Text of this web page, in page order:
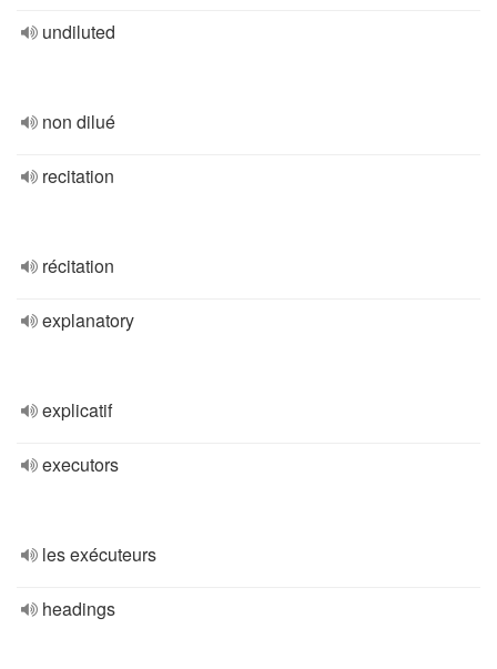
undiluted
non dilué
recitation
récitation
explanatory
explicatif
executors
les exécuteurs
headings